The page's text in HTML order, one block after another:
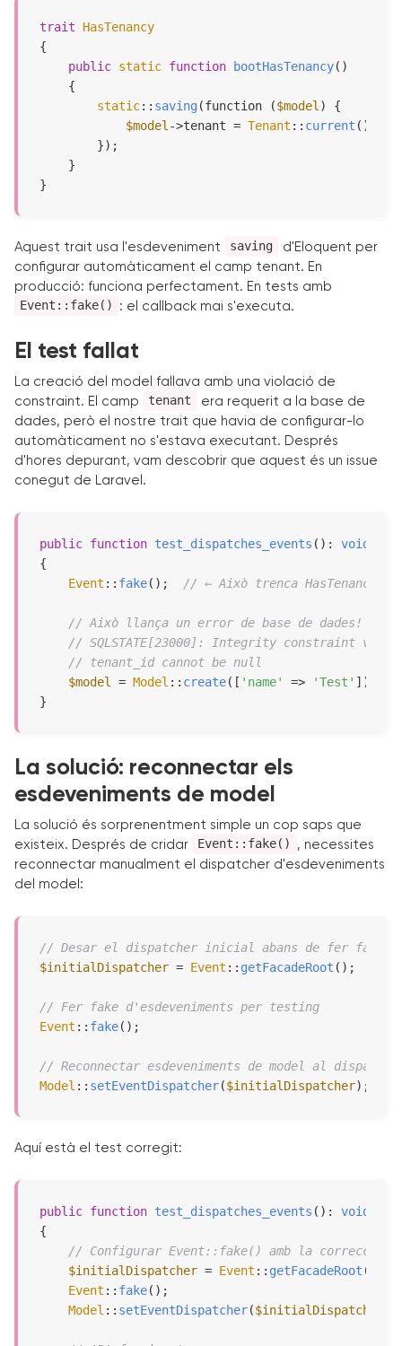
trait
HasTenancy
{
public static function bootHasTenancy( )
{
static:: saving (function ($model ) {
$model ->tenant = Tenant :: current ();
        });
    }
}
Aquest trait usa l'esdeveniment saving
d'Eloquent per
configurar automàticament el camp tenant. En
producció: funciona perfectament. En tests amb
Event::fake() : el callback mai s'executa.
El test fallat
La creació del model fallava amb una violació de
constraint. El camp
tenant
era requerit a la base de
dades, però el nostre trait que havia de configurar-lo
automàticament no s'estava executant. Després
d'hores depurant, vam descobrir que aquest és un issue
conegut de Laravel.
public function test_dispatches_events ( ): void
{
Event :: fake(); // ← Això trenca HasTenancy!
// Això llança un error de base de dades! ✗
// SQLSTATE[23000]: Integrity constraint
// tenant_id cannot be null
$model
= Model :: create([ 'name' => 'Test' ]);
}
La solució: reconnectar els
esdeveniments de model
La solució és sorprenentment simple un cop saps que
existeix. Després de cridar
Event::fake()
, necessites
reconnectar manualment el dispatcher d'esdeveniments
del model:
// Desar el dispatcher inicial abans de fer fake
$initialDispatcher = Event :: getFacadeRoot ();
// Fer fake d'esdeveniments per testing
Event :: fake();
// Reconnectar esdeveniments de model al
Model :: setEventDispatcher($initialDispatcher);
Aquí està el test corregit:
public function test_dispatches_events ( ): void
{
// Configurar Event::fake() amb la correcció
$initialDispatcher = Event :: getFacadeRoot ();
Event :: fake();
Model :: setEventDispatcher($initialDispatcher